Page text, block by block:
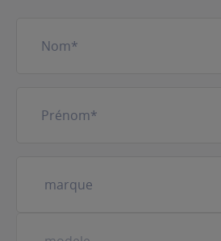
véhicule(Nécessaire)